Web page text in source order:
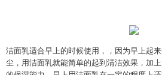
洁面乳适合早上的时候使用，，因为早上起
尘，用洁面乳就能简单的起到清洁效果，加